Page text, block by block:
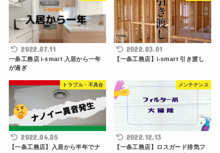
2022.07.11
一条工務店 i-smart 入居から一年
が過ぎ
2022.03.01
【一条工務店】i-smart 引き渡し
トラブル・不具合
2022.04.05
【一条工務店】入居から半年でナ
メンテナンス
2022.12.13
【一条工務店】ロスガード排気フ